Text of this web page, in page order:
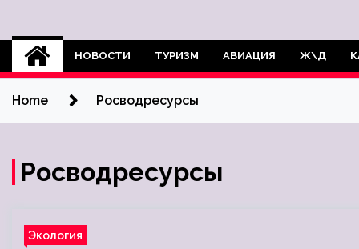
НОВОСТИ ТУРИЗМ АВИАЦИЯ Ж\Д
Home Росводресурсы
Росводресурсы
Экология